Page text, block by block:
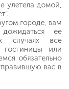
улетела домой,
городе, вам
ее
случаях все
или
обязательно
вас в